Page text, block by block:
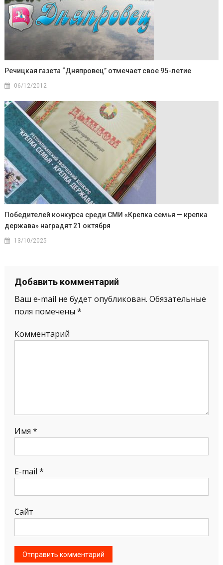
Речицкая газета “Дняпровец” отмечает свое 95-летие
06/12/2012
Победителей конкурса среди СМИ «Крепка семья — крепка
держава» наградят 21 октября
13/10/2025
Добавить комментарий
Ваш e-mail не будет опубликован. Обязательные
поля помечены *
Комментарий
Имя *
E-mail *
Сайт